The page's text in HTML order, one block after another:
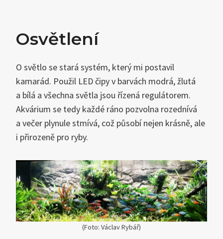
Osvětlení
O světlo se stará systém, který mi postavil
kamarád. Použil LED čipy v barvách modrá, žlutá
a bílá a všechna světla jsou řízená regulátorem.
Akvárium se tedy každé ráno pozvolna rozednívá
a večer plynule stmívá, což působí nejen krásně, ale
i přirozeně pro ryby.
(Foto: Václav Rybář)